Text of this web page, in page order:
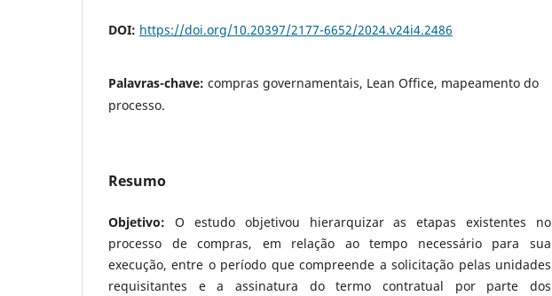
DOI: https://doi.org/10.20397/2177-6652/2024.v24i4.2486
Palavras-chave: compras governamentais, Lean Office, mapeamento do
processo.
Resumo
Objetivo: O estudo objetivou hierarquizar as etapas existentes no
processo de compras, em relação ao tempo necessário para sua
execução, entre o período que compreende a solicitação pelas unidades
requisitantes e a assinatura do termo contratual por parte dos